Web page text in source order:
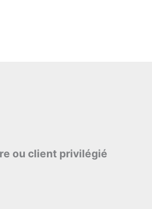
ou client privilégié